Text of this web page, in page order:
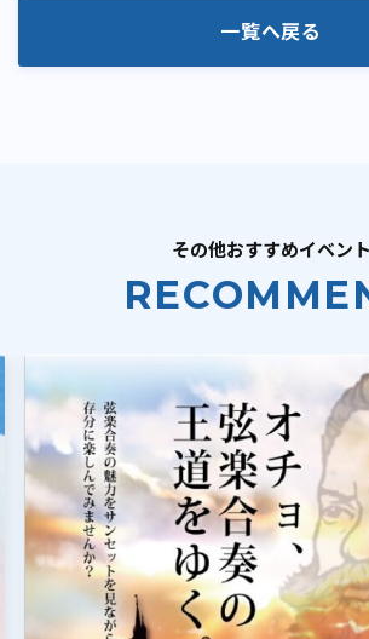
一覧へ戻る
その他おすすめイベント